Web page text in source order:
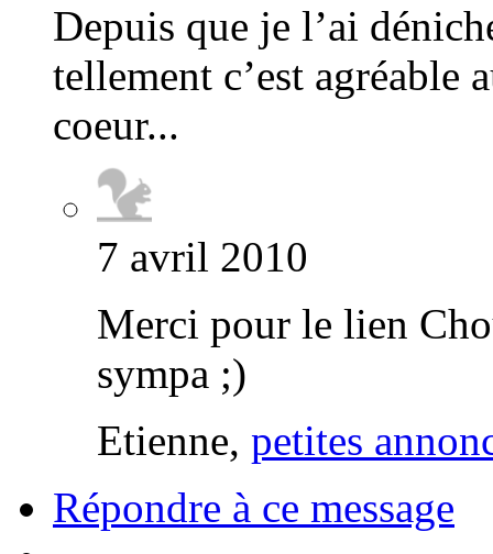
Depuis que je l’ai
tellement c’est agréable
coeur...
7 avril 2010
Merci pour le lien
sympa ;)
Etienne, petites
Répondre à ce message